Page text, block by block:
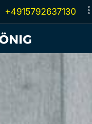
+4915792637130